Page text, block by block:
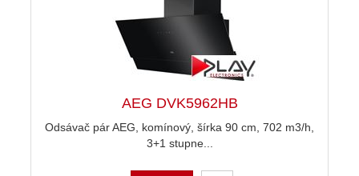
AEG DVK5962HB
Odsávač pár AEG, komínový, šírka 90 cm, 702 m3/h,
3+1 stupne...